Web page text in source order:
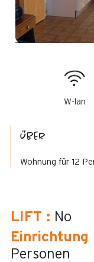
W-lan
Über
Wohnung fûr 12
LIFT : No
Personen